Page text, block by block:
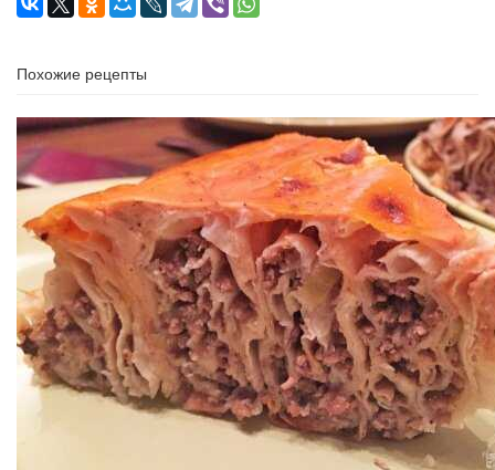
Похожие рецепты